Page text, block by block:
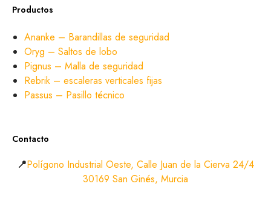
Productos
Ananke – Barandillas de seguridad
Oryg – Saltos de lobo
Pignus – Malla de seguridad
Rebrik – escaleras verticales fijas
Passus – Pasillo técnico
Contacto
📍Polígono Industrial Oeste, Calle Juan de la Cierva 24/4
30169 San Ginés, Murcia